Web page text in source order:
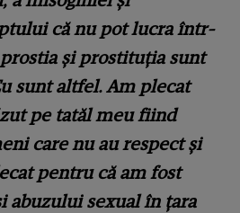
că nu pot lucra într-
și prostituția sunt
sunt altfel. Am plecat
pe tatăl meu fiind
care nu au respect și
pentru că am fost
abuzului sexual în țara